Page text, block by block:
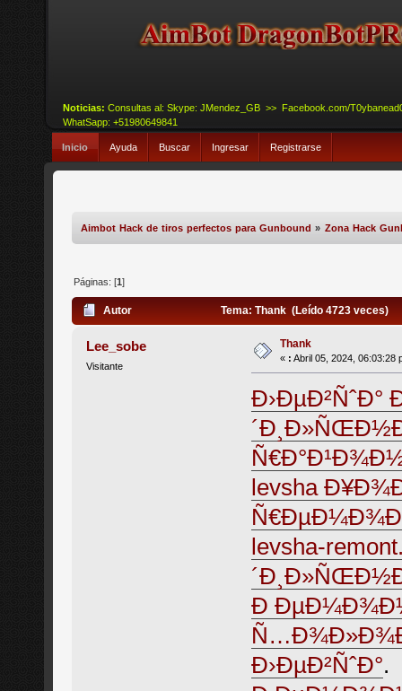
Noticias: Consultas al: Skype: JMendez_GB >> Facebook.com/
WhatSapp: +51980649841
Inicio Ayuda Buscar Ingresar Registrarse
Aimbot Hack de tiros perfectos para Gunbound » Zona Hack
Páginas: [1]
Autor Tema: Thank (Leído 4723 veces)
Lee_sobe
Visitante
Thank
« : Abril 05, 2024, 06:03:28
levsha
levsha-
Ð
Ð›ÐµÐ²ÑˆÐ°.